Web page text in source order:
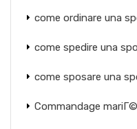
come ordinare una
come spedire una
come sposare una
Commandage